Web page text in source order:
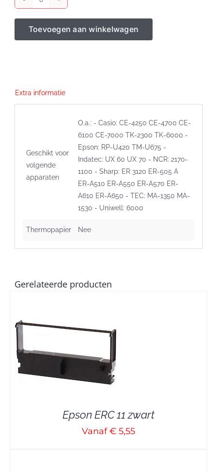
Epson
ERC
32
violet
Toevoegen aan winkelwagen
Extra informatie
Geschikt voor
volgende
apparaten
O.a.: - Casio: CE-4250 CE-4700 CE-
6100 CE-7000 TK-2300 TK-6000 -
Epson: RP-U420 TM-U675 -
Indatec: UX 60 UX 70 - NCR: 2170-
1100 - Sharp: ER 3120 ER-505 A
ER-A510 ER-A550 ER-A570 ER-
A610 ER-A650 - TEC: MA-1350 MA-
1530 - Uniwell: 6000
Thermopapier Nee
Gerelateerde producten
Epson ERC 11 zwart
Vanaf € 5,55